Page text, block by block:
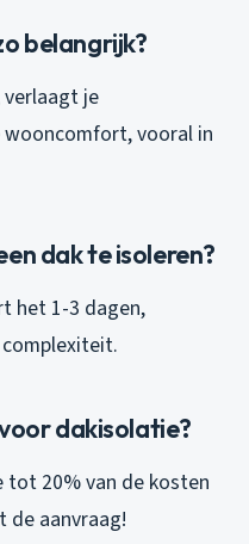
belangrijk?
je
vooral in
dak te isoleren?
het 1-3 dagen,
dakisolatie?
tot 20% van de kosten
de aanvraag!